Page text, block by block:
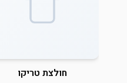
חולצת טריקו